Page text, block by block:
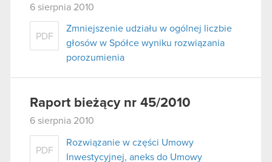
6 sierpnia 2010
PDF
Zmniejszenie udziału w ogólnej liczbie
głosów w Spółce wyniku rozwiązania
porozumienia
Raport bieżący nr 45/2010
6 sierpnia 2010
PDF
Rozwiązanie w części Umowy
Inwestycyjnej, aneks do Umowy